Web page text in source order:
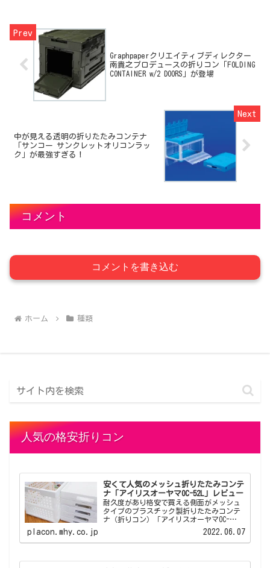
Graphpaperクリエイティブディレクター
南貴之プロデュースの折りコン「FOLDING
CONTAINER w/2 DOORS」が登場
中が見える透明の折りたたみコンテナ
「サンコー サンクレットオリコンラッ
ク」が最強すぎる！
コメント
コメントを書き込む
ホーム 種類
人気の格安折りコン
安くて人気のメッシュ折りたたみコンテ
ナ「アイリスオーヤマOC-52L」レビュー
耐久度があり格安で買える側面がメッシュ
タイプのプラスチック製折りたたみコンテ
ナ（折りコン）「アイリスオーヤマOC-
52L」のレビューです。 アイリスオーヤマ
OC-52Lは人から見られる店舗やオフィスと
いった場所でも倉庫っぽくならない折りた
placon.mhy.co.jp 2022.06.07